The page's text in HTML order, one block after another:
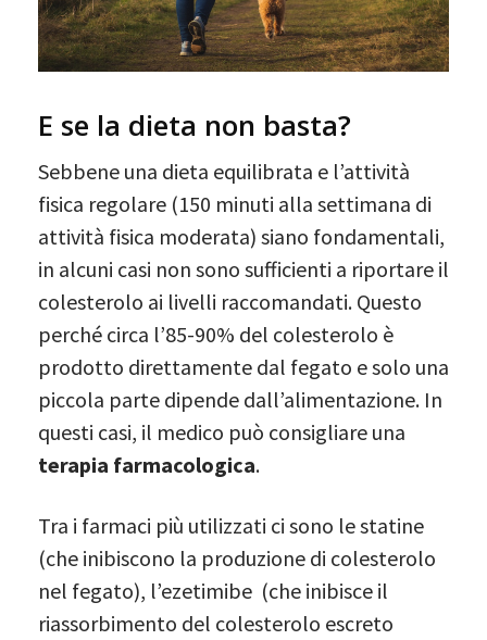
E se la dieta non basta?
Sebbene una dieta equilibrata e l’attività
fisica regolare (150 minuti alla settimana di
attività fisica moderata) siano fondamentali,
in alcuni casi non sono sufficienti a riportare il
colesterolo ai livelli raccomandati. Questo
perché circa l’85-90% del colesterolo è
prodotto direttamente dal fegato e solo una
piccola parte dipende dall’alimentazione. In
questi casi, il medico può consigliare una
terapia farmacologica.
Tra i farmaci più utilizzati ci sono le statine
(che inibiscono la produzione di colesterolo
nel fegato), l’ezetimibe (che inibisce il
riassorbimento del colesterolo escreto